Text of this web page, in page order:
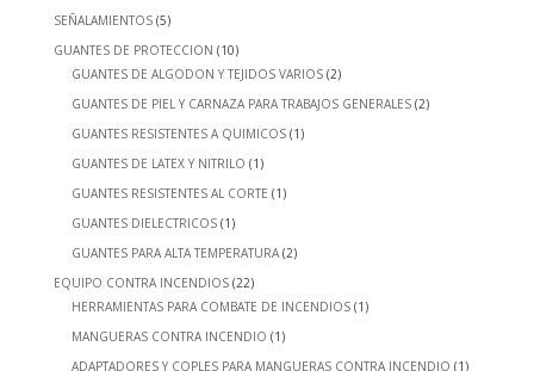
SEÑALAMIENTOS (5)
GUANTES DE PROTECCION (10)
GUANTES DE ALGODON Y TEJIDOS VARIOS (2)
GUANTES DE PIEL Y CARNAZA PARA TRABAJOS GENERALES (2)
GUANTES RESISTENTES A QUIMICOS (1)
GUANTES DE LATEX Y NITRILO (1)
GUANTES RESISTENTES AL CORTE (1)
GUANTES DIELECTRICOS (1)
GUANTES PARA ALTA TEMPERATURA (2)
EQUIPO CONTRA INCENDIOS (22)
HERRAMIENTAS PARA COMBATE DE INCENDIOS (1)
MANGUERAS CONTRA INCENDIO (1)
ADAPTADORES Y COPLES PARA MANGUERAS CONTRA INCENDIO (1)